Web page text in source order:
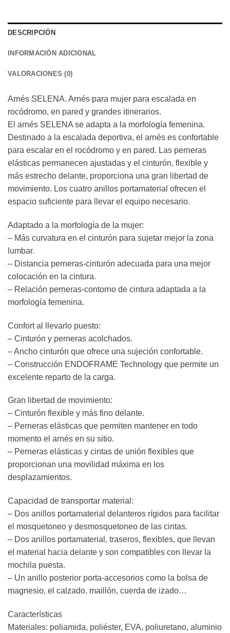
DESCRIPCIÓN
INFORMACIÓN ADICIONAL
VALORACIONES (0)
Arnés SELENA. Arnés para mujer para escalada en
rocódromo, en pared y grandes itinerarios.
El arnés SELENA se adapta a la morfología femenina.
Destinado a la escalada deportiva, el arnés es confortable
para escalar en el rocódromo y en pared. Las perneras
elásticas permanecen ajustadas y el cinturón, flexible y
más estrecho delante, proporciona una gran libertad de
movimiento. Los cuatro anillos portamaterial ofrecen el
espacio suficiente para llevar el equipo necesario.
Adaptado a la morfología de la mujer:
– Más curvatura en el cinturón para sujetar mejor la zona
lumbar.
– Distancia perneras-cinturón adecuada para una mejor
colocación en la cintura.
– Relación perneras-contorno de cintura adaptada a la
morfología femenina.
Confort al llevarlo puesto:
– Cinturón y perneras acolchados.
– Ancho cinturón que ofrece una sujeción confortable.
– Construcción ENDOFRAME Technology que permite un
excelente reparto de la carga.
Gran libertad de movimiento:
– Cinturón flexible y más fino delante.
– Perneras elásticas que permiten mantener en todo
momento el arnés en su sitio.
– Perneras elásticas y cintas de unión flexibles que
proporcionan una movilidad máxima en los
desplazamientos.
Capacidad de transportar material:
– Dos anillos portamaterial delanteros rígidos para facilitar
el mosquetoneo y desmosquetoneo de las cintas.
– Dos anillos portamaterial, traseros, flexibles, que llevan
el material hacia delante y son compatibles con llevar la
mochila puesta.
– Un anillo posterior porta-accesorios como la bolsa de
magnesio, el calzado, maillón, cuerda de izado…
Características
Materiales: poliamida, poliéster, EVA, poliuretano, aluminio